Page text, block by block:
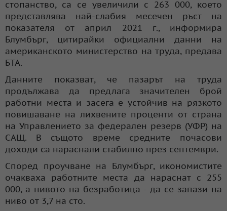
стопанство, са се увеличили с 263 000, което
представлява най-слабия месечен ръст на
показателя от април 2021 г., информира
Блумбърг, цитирайки официални данни на
американското министерство на труда, предава
БТА.
Данните показват, че пазарът на труда
продължава да предлага значителен брой
работни места и засега е устойчив на рязкото
повишаване на лихвените проценти от страна
на Управлението за федерален резерв (УФР) на
САЩ. В същото време средните почасови
доходи са нараснали стабилно през септември.
Според проучване на Блумбърг, икономистите
очакваха работните места да нараснат с 255
000, а нивото на безработица - да се запази на
ниво от 3,7 на сто.